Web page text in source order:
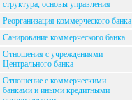
структура, основы управления
Реорганизация коммерческого банка
Санирование коммерческого банка
Отношения с учреждениями
Центрального банка
Отношение с коммерческими
банками и иными кредитными